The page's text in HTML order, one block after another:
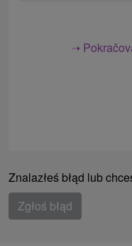
➝
Znalazłeś błąd lub
Zgłoś błąd